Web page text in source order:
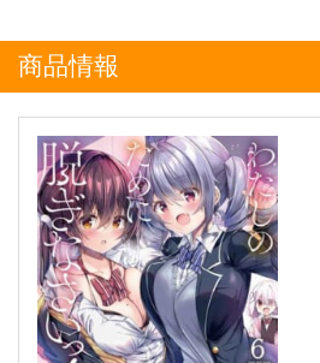
商品情報